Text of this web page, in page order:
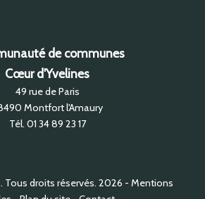
de communes
Cœur d'Yvelines
49 rue de Paris
Montfort l'Amaury
Tél. 01 34 89 23 17
Tous droits réservés. 2026
Mentions